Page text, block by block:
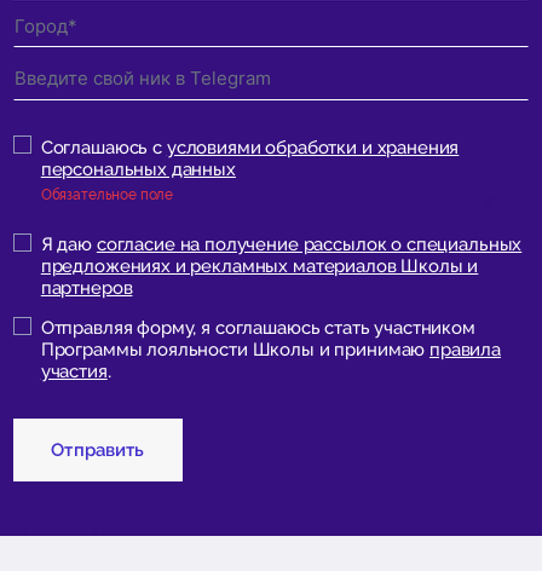
Соглашаюсь с условиями обработки и хранения
персональных данных
Обязательное поле
Я даю согласие на получение рассылок о специальных
предложениях и рекламных материалов Школы и
партнеров
Отправляя форму, я соглашаюсь стать участником
Программы лояльности Школы и принимаю правила
участия.
Отправить